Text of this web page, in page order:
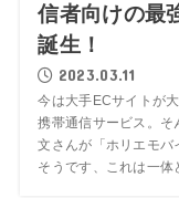
信者向けの最
誕生！
2023.03.11
今は大手ECサイトが
携帯通信サービス。そ
文さんが「ホリエモバ
そうです、これは一体